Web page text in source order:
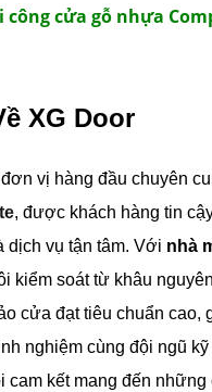
công cửa gỗ nhựa
XG Door
vị hàng đầu chuyên
, được khách hàng tin
dịch vụ tận tâm. Với nhà
kiểm soát từ khâu
cửa đạt tiêu chuẩn cao,
nghiệm cùng đội ngũ kỹ
cam kết mang đến